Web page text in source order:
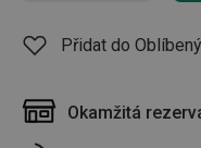
Přidat do
Okamžitá